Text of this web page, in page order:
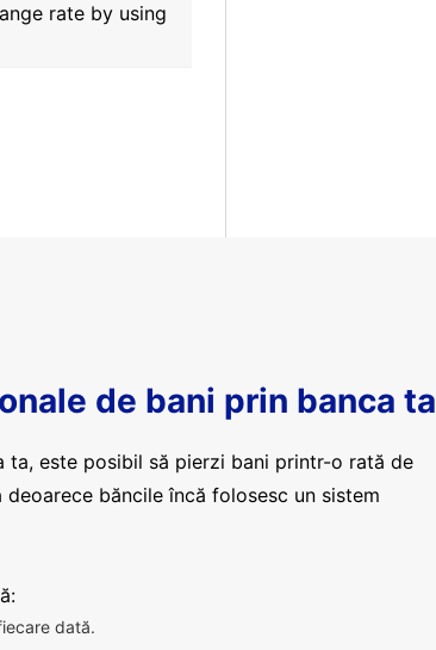
rate by using
de bani prin banca ta
este posibil să pierzi bani printr-o rată de
băncile încă folosesc un sistem
dată.